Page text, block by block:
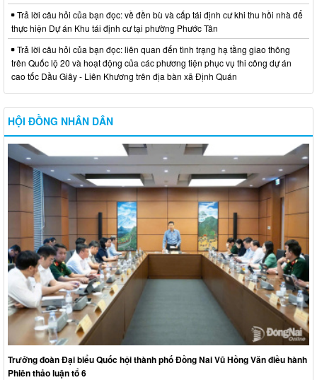
Trả lời câu hỏi của bạn đọc: về đền bù và cấp tái định cư khi thu hồi nhà để
thực hiện Dự án Khu tái định cư tại phường Phước Tân
Trả lời câu hỏi của bạn đọc: liên quan đến tình trạng hạ tầng giao thông
trên Quốc lộ 20 và hoạt động của các phương tiện phục vụ thi công dự án
cao tốc Dầu Giây - Liên Khương trên địa bàn xã Định Quán
HỘI ĐỒNG NHÂN DÂN
Trưởng đoàn Đại biểu Quốc hội thành phố Đồng Nai Vũ Hồng Văn điều hành
Phiên thảo luận tổ 6